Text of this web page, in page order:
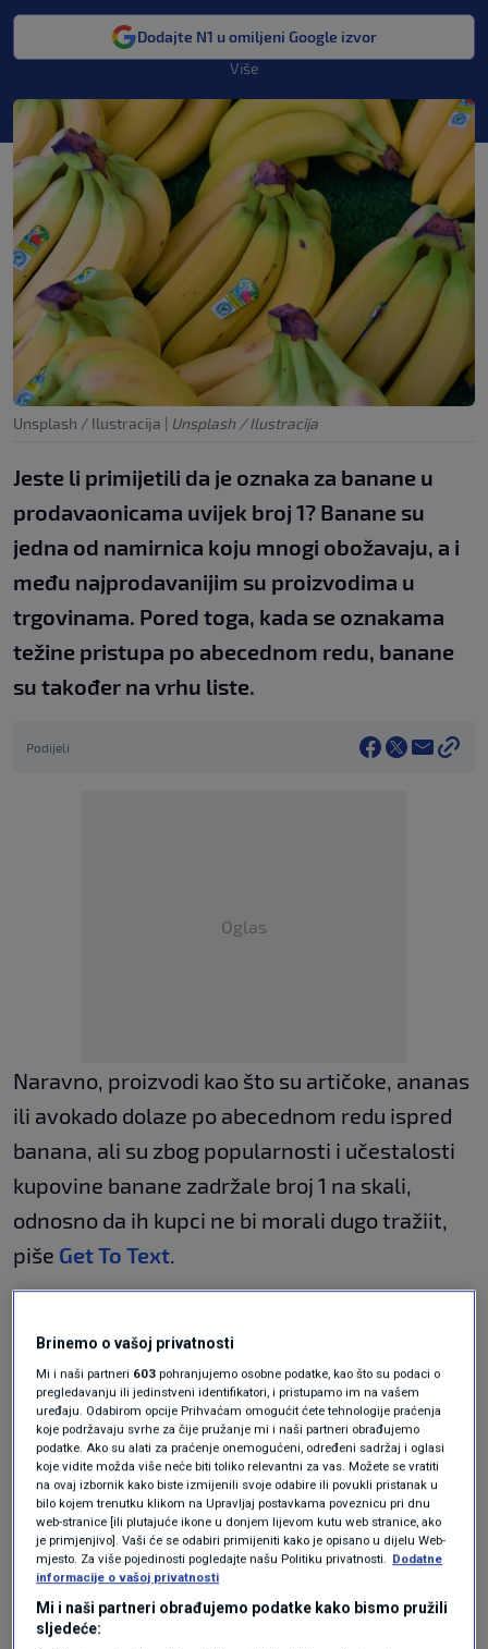
Dodajte N1 u omiljeni Google izvor
Više
Unsplash / Ilustracija | Unsplash / Ilustracija
Jeste li primijetili da je oznaka za banane u
prodavaonicama uvijek broj 1? Banane su
jedna od namirnica koju mnogi obožavaju, a i
među najprodavanijim su proizvodima u
trgovinama. Pored toga, kada se oznakama
težine pristupa po abecednom redu, banane
su također na vrhu liste.
Podijeli
Oglas
Naravno, proizvodi kao što su artičoke, ananas
ili avokado dolaze po abecednom redu ispred
banana, ali su zbog popularnosti i učestalosti
kupovine banane zadržale broj 1 na skali,
odnosno da ih kupci ne bi morali dugo tražiit,
piše Get To Text.
različitih zemalja
Banane nisu sezonsko voće jer se mogu
uzgajati tijekom cijele godine, a najviše banana
se konzumira u Ruandi: 279 kg banana po glavi
stanovnika.
Prehrambena industrija koristi skalu od 7 boja
Brinemo o vašoj privatnosti
Mi i naši partneri 603 pohranjujemo osobne podatke, kao što su podaci o
pregledavanju ili jedinstveni identifikatori, i pristupamo im na vašem
uređaju. Odabirom opcije Prihvaćam omogućit ćete tehnologije praćenja
koje podržavaju svrhe za čije pružanje mi i naši partneri obrađujemo
podatke. Ako su alati za praćenje onemogućeni, određeni sadržaj i oglasi
koje vidite možda više neće biti toliko relevantni za vas. Možete se vratiti
na ovaj izbornik kako biste izmijenili svoje odabire ili povukli pristanak u
bilo kojem trenutku klikom na Upravljaj postavkama poveznicu pri dnu
web-stranice [ili plutajuće ikone u donjem lijevom kutu web stranice, ako
je primjenjivo]. Vaši će se odabiri primijeniti kako je opisano u dijelu Web-
mjesto. Za više pojedinosti pogledajte našu Politiku privatnosti. Dodatne
informacije o vašoj privatnosti
Mi i naši partneri obrađujemo podatke kako bismo pružili
sljedeće: